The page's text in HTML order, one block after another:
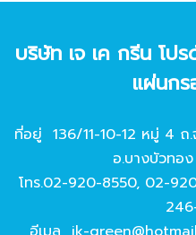
บริษัท เจ เค กรีน โป
แผ่นก
ที่อยู่ 136/11-10-12 หมู่ 4 ถ
อ.บางบัวทอง
โทร.02-920-8550, 02-